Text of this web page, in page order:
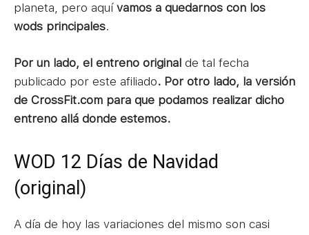
planeta, pero aquí vamos a quedarnos con los
wods principales.
Por un lado, el entreno original de tal fecha
publicado por este afiliado. Por otro lado, la versión
de CrossFit.com para que podamos realizar dicho
entreno allá donde estemos.
WOD 12 Días de Navidad
(original)
A día de hoy las variaciones del mismo son casi